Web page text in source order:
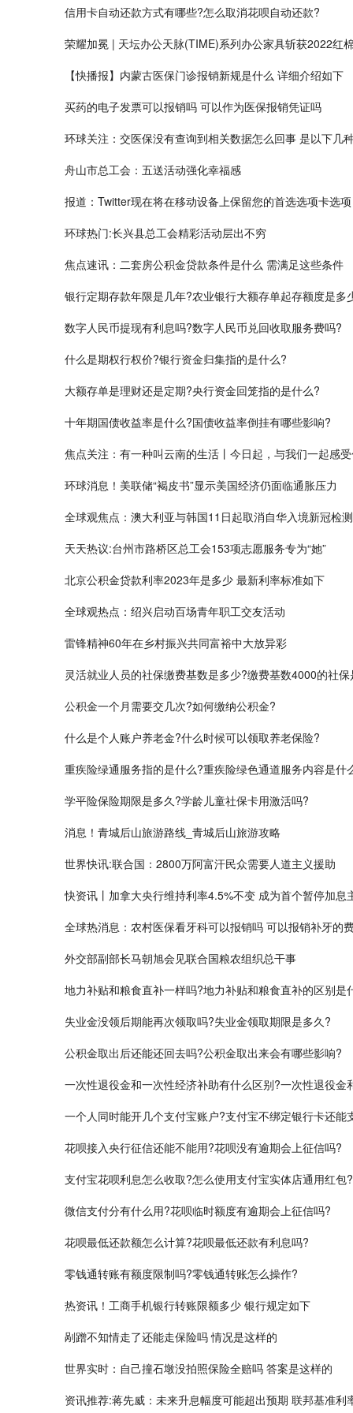
信用卡自动还款方式有哪些?怎么取消花呗自动还款?
荣耀加冕 | 天坛办公天脉(TIME)系列办公家具斩获2022红
【快播报】内蒙古医保门诊报销新规是什么 详细介绍如下
买药的电子发票可以报销吗 可以作为医保报销凭证吗
环球关注：交医保没有查询到相关数据怎么回事 是以下几
舟山市总工会：五送活动强化幸福感
报道：Twitter现在将在移动设备上保留您的首选选项卡选项
环球热门:长兴县总工会精彩活动层出不穷
焦点速讯：二套房公积金贷款条件是什么 需满足这些条件
银行定期存款年限是几年?农业银行大额存单起存额度是多
​数字人民币提现有利息吗?数字人民币兑回收取服务费吗?
什么是​期权行权价?银行资金归集指的是什么?
大额存单是理财还是定期?央行资金回笼指的是什么?
​十年期国债收益率是什么?国债收益率倒挂有哪些影响?
焦点关注：有一种叫云南的生活丨今日起，与我们一起感
环球消息！美联储“褐皮书”显示美国经济仍面临通胀压力
全球观焦点：澳大利亚与韩国11日起取消自华入境新冠检
天天热议:台州市路桥区总工会153项志愿服务专为“她”
北京公积金贷款利率2023年是多少 最新利率标准如下
全球观热点：绍兴启动百场青年职工交友活动
雷锋精神60年在乡村振兴共同富裕中大放异彩
灵活就业人员的社保缴费基数是多少?缴费基数4000的社
公积金一个月需要交几次?如何缴纳公积金?
​什么是个人账户养老金?什么时候可以领取养老保险?
重疾险绿通服务指的是什么?重疾险绿色通道服务内容是什
学平险保险期限是多久?学龄儿童社保卡用激活吗?
消息！青城后山旅游路线_青城后山旅游攻略
世界快讯:联合国：2800万阿富汗民众需要人道主义援助
快资讯丨加拿大央行维持利率4.5%不变 成为首个暂停加息
全球热消息：农村医保看牙科可以报销吗 可以报销补牙的
外交部副部长马朝旭会见联合国粮农组织总干事
地力补贴和粮食直补一样吗?地力补贴和粮食直补的区别是
​失业金没领后期能再次领取吗?失业金领取期限是多久?
公积金取出后还能还回去吗?公积金取出来会有哪些影响?
一次性退役金和一次性经济补助有什么区别?一次性退役金
一个人同时能开几个支付宝账户?支付宝不绑定银行卡还能
​花呗接入央行征信还能不能用?​花呗没有逾期会上征信吗?
​支付宝花呗利息怎么收取?怎么使用支付宝实体店通用红包?
​微信支付分有什么用?花呗临时额度有逾期会上征信吗?
花呗最低还款额怎么计算?花呗最低还款有利息吗?
​零钱通转账有额度限制吗?​零钱通转账怎么操作?
热资讯！工商手机银行转账限额多少 银行规定如下
剐蹭不知情走了还能走保险吗 情况是这样的
世界实时：自己撞石墩没拍照保险全赔吗 答案是这样的
资讯推荐:蒋先威：未来升息幅度可能超出预期 联邦基准利